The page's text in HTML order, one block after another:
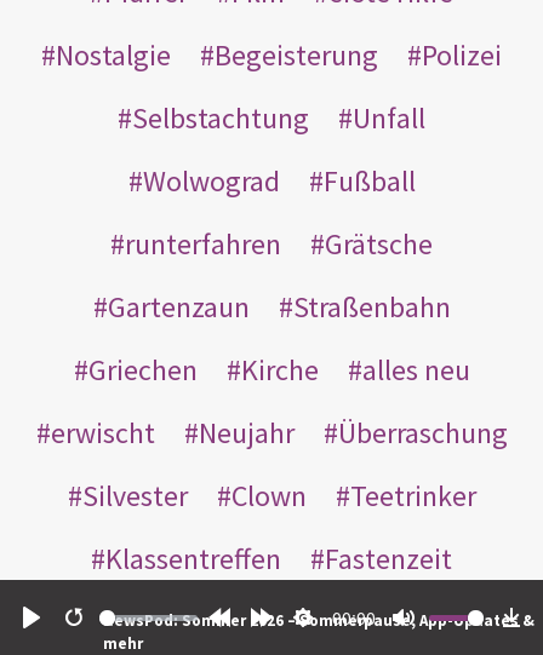
Restart
00:00
NewsPod: Sommer 2026 – Sommerpause, App-Updates &
mehr
Nostalgie
Begeisterung
Polizei
Selbstachtung
Unfall
Wolwograd
Fußball
runterfahren
Grätsche
Gartenzaun
Straßenbahn
Griechen
Kirche
alles neu
erwischt
Neujahr
Überraschung
Silvester
Clown
Teetrinker
Klassentreffen
Fastenzeit
Verzicht
früh Schule